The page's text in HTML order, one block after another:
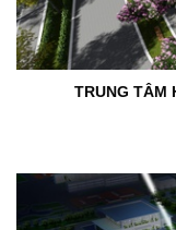
TRUNG TÂM